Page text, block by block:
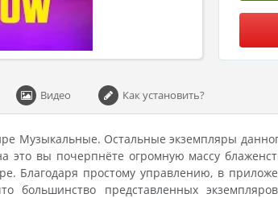
Видео Как установить?
Музыкальные. Остальные экземпляры
это вы почерпнёте огромную массу
Благодаря простому управлению, в
большинство представленных